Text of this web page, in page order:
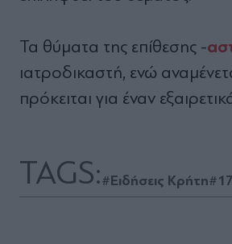
Τα θύματα της επίθεσης -
ιατροδικαστή, ενώ
πρόκειται για έναν
TAGS:#Ειδήσεις Κρήτη